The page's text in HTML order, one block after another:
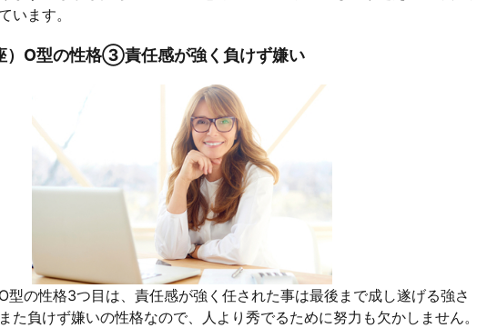
います。
）O型の性格③責任感が強く負けず嫌い
型の性格3つ目は、責任感が強く任された事は最後まで成し遂げる強さ
た負けず嫌いの性格なので、人より秀でるために努力も欠かしません。